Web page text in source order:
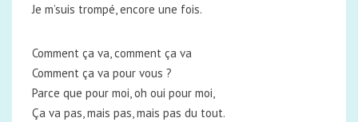
Je m’suis trompé, encore une fois.
Comment ça va, comment ça va
Comment ça va pour vous ?
Parce que pour moi, oh oui pour moi,
Ça va pas, mais pas, mais pas du tout.